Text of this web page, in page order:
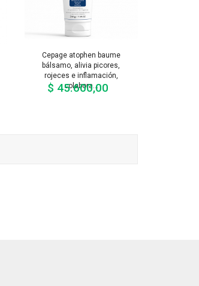
Cepage atophen baume
bálsamo, alivia picores,
rojeces e inflamación,
colabora...
$ 45.600,00